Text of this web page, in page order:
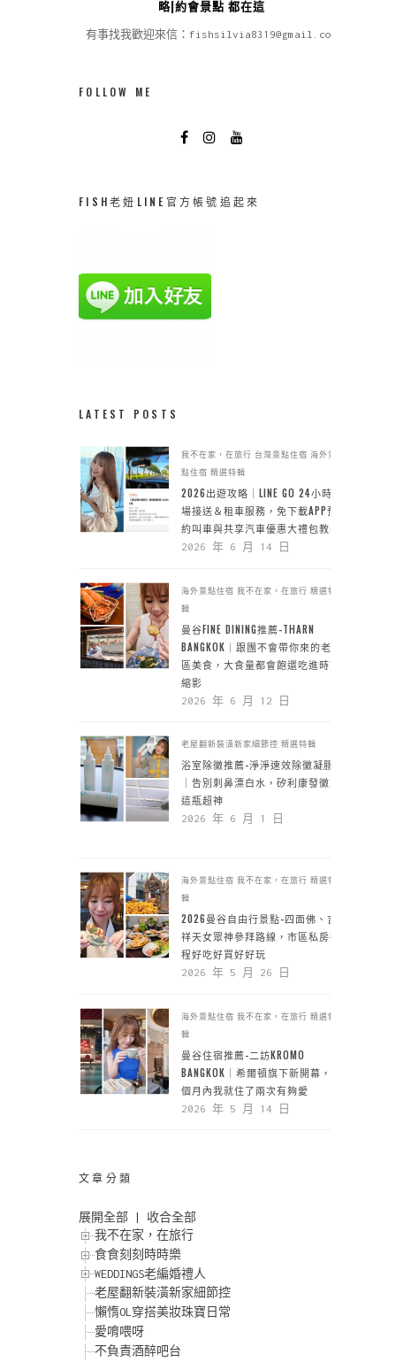
略|約會景點 都在這
有事找我歡迎來信：fishsilvia8319@gmail.com
FOLLOW ME
FISH老妞LINE官方帳號追起來
LATEST POSTS
我不在家，在旅行 台灣景點住宿 海外景
點住宿 精選特輯
2026出遊攻略｜LINE GO 24小時機
場接送＆租車服務，免下載APP預
約叫車與共享汽車優惠大禮包教學
2026 年 6 月 14 日
海外景點住宿 我不在家，在旅行 精選特
輯
曼谷FINE DINING推薦-THARN
BANGKOK｜跟團不會帶你來的老城
區美食，大食量都會飽還吃進時空
縮影
2026 年 6 月 12 日
老屋翻新裝潢新家細節控 精選特輯
浴室除黴推薦-淨淨速效除黴凝膠
｜告別刺鼻漂白水，矽利康發黴靠
這瓶超神
2026 年 6 月 1 日
海外景點住宿 我不在家，在旅行 精選特
輯
2026曼谷自由行景點-四面佛、吉
祥天女眾神參拜路線，市區私房行
程好吃好買好好玩
2026 年 5 月 26 日
海外景點住宿 我不在家，在旅行 精選特
輯
曼谷住宿推薦-二訪KROMO
BANGKOK｜希爾頓旗下新開幕，一
個月內我就住了兩次有夠愛
2026 年 5 月 14 日
文章分類
展開全部
收合全部
我不在家，在旅行
食食刻刻時時樂
WEDDINGS老編婚禮人
老屋翻新裝潢新家細節控
懶惰OL穿搭美妝珠寶日常
愛唷喂呀
不負責酒醉吧台